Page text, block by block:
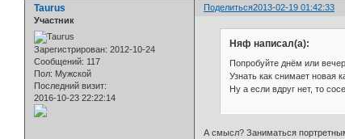
Поделиться2013-02-19 01:42:33
Taurus
Участник
Зарегистрирован: 2012-10-24
Сообщений: 117
Пол: Мужской
Последний визит:
2016-10-23 22:22:14
Няф написал(а):
Попробуйте днём или
Узнать как снимает новая
Ну а если вдруг нет, то
А смысл? Заниматься